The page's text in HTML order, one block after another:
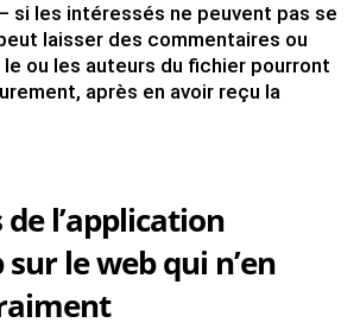
si les intéressés ne peuvent pas se
laisser des commentaires ou
ou les auteurs du fichier pourront
après en avoir reçu la
l’application
le web qui n’en